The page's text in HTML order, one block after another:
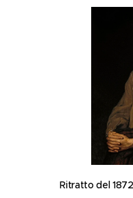
Ritratto del